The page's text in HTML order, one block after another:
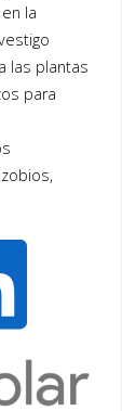
la
las plantas
para